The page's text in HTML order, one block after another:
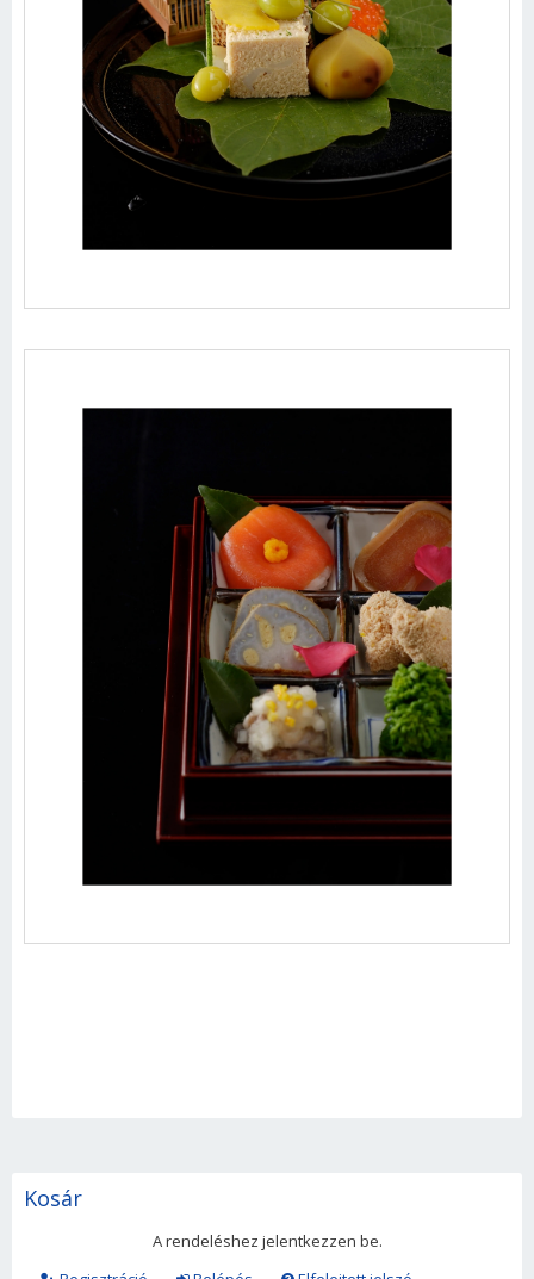
Kosár
A rendeléshez jelentkezzen be.